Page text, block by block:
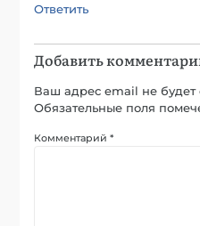
Ответить
Добавить
Ваш адрес email не будет
Обязательные поля
Комментарий*